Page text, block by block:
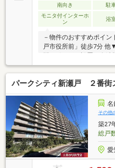
南向き 駐
モニタ付インターホ
ン
浴
－物件のおすすめポイ
戸市役所前」徒歩7分 他
有・リビングに和室約
納を確保・3面バルコニ
ルコーブは8.92平米、ト
出し可・宅配BOX有・
オートロック・浴室乾燥
ム済【水回り】トイレ【
まい探しをお手伝いし
細・ご相談はお気軽にお
パークシティ新瀬戸 ２番街
名
その他
築27
総戸
愛